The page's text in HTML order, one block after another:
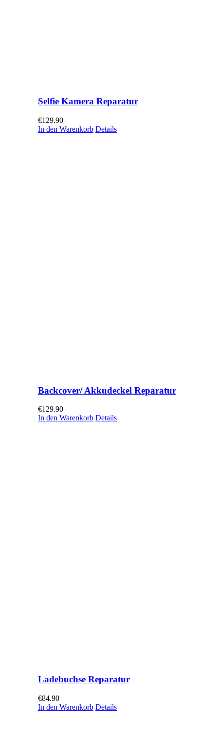
Selfie Kamera Reparatur
€129.90
In den Warenkorb Details
Backcover/ Akkudeckel Reparatur
€129.90
In den Warenkorb Details
Ladebuchse Reparatur
€84.90
In den Warenkorb Details